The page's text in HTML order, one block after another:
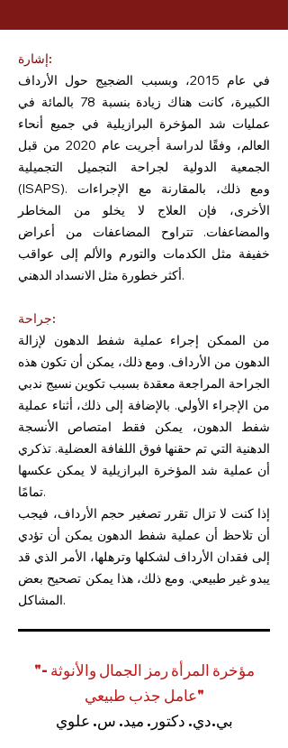
إشارة:
في عام 2015، وبسبب الضجيج حول الأرداف
الكبيرة، كانت هناك زيادة بنسبة 78 بالمائة في
عمليات شد المؤخرة البرازيلية في جميع أنحاء
العالم، وفقًا لدراسة أجريت عام 2020 من قبل
الجمعية الدولية لجراحة التجميل التجميلية
(ISAPS). ومع ذلك، بالمقارنة مع الإجراءات
الأخرى، فإن العلاج لا يخلو من المخاطر
والمضاعفات. تتراوح المضاعفات من أعراض
خفيفة مثل الكدمات والتورم والألم إلى عواقب
أكثر خطورة مثل الانسداد الدهني.
جراحة:
من الممكن إجراء عملية شفط الدهون لإزالة
الدهون من الأرداف. ومع ذلك، يمكن أن تكون هذه
الجراحة المراجعة معقدة بسبب تكوين نسيج ندبي
من الإجراء الأولي. بالإضافة إلى ذلك، أثناء عملية
شفط الدهون، يمكن فقط امتصاص الأنسجة
الدهنية التي تم حقنها فوق اللفافة العضلية. تذكري
أن عملية شد المؤخرة البرازيلية لا يمكن عكسها
تمامًا.
إذا كنت لا تزال تقرر تصغير حجم الأرداف، فيجب
أن تلاحظ أن عملية شفط الدهون يمكن أن تؤدي
إلى فقدان الأرداف لشكلها وترهلها، الأمر الذي قد
يبدو غير طبيعي. ومع ذلك، هذا يمكن تصحيح بعض
المشاكل.
"مؤخرة المرأة رمز الجمال والأنوثة -
عامل جذب طبيعي"
بي.دي. دكتور. ميد. س. علوي